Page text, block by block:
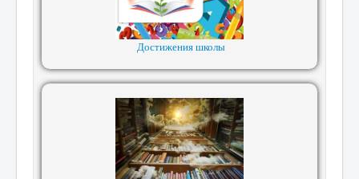
Достижения школы